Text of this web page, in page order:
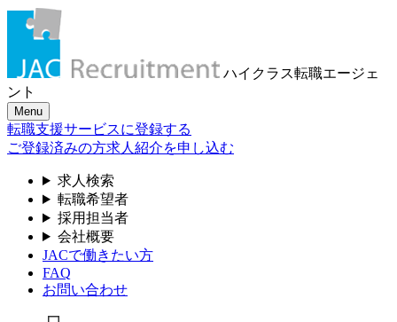
ハイクラス転職エージェ
ント
Menu
転職支援サービスに登録する
ご登録済みの方求人紹介を申し込む
求人検索
転職希望者
採用担当者
会社概要
JACで働きたい方
FAQ
お問い合わせ